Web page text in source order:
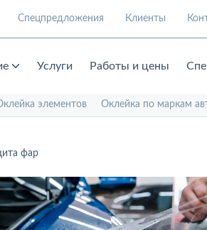
Спецпредложения Клиенты
Услуги Работы и цены
элементов Оклейка по маркам
фар